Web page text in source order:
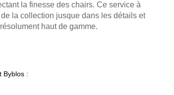
la finesse des chairs. Ce service à
la collection jusque dans les détails et
haut de gamme.
Byblos :